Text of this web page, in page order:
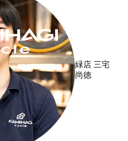
緑店 三宅
尚徳